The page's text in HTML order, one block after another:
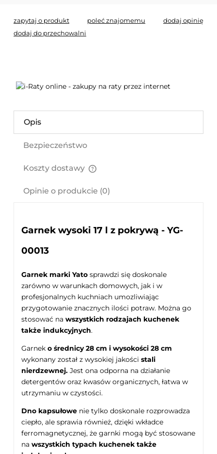
zapytaj o produkt poleć znajomemu
dodaj opinię
dodaj do przechowalni
Opis
Bezpieczeństwo
Koszty dostawy
Opinie o produkcie (0)
Garnek wysoki 17 l z pokrywą - YG-
00013
Garnek marki Yato sprawdzi się doskonale
zarówno w warunkach domowych, jak i w
profesjonalnych kuchniach umozliwiając
przygotowanie znacznych ilości potraw. Można go
stosować na wszystkich rodzajach kuchenek
także indukcyjnych.
Garnek o średnicy 28 cm i wysokości 28 cm
wykonany został z wysokiej jakości stali
nierdzewnej. Jest ona odporna na działanie
detergentów oraz kwasów organicznych, łatwa w
utrzymaniu w czystości.
Dno kapsułowe nie tylko doskonale rozprowadza
ciepło, ale sprawia również, dzięki wkładce
ferromagnetycznej, że garnki mogą być stosowane
na wszystkich typach kuchenek także